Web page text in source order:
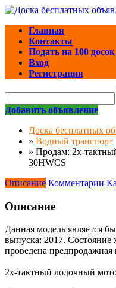
Главная
Контакты
Подать на 100 досок
Вход
Регистрация
Добавить объявление
Доска бесплатных
» Водный транспорт
» Продам: 2х-
30HWCS
Описание Комментарии
Описание
Данная модель является
выпуска: 2017.
проведена предпродажная
2х-тактный лодочный